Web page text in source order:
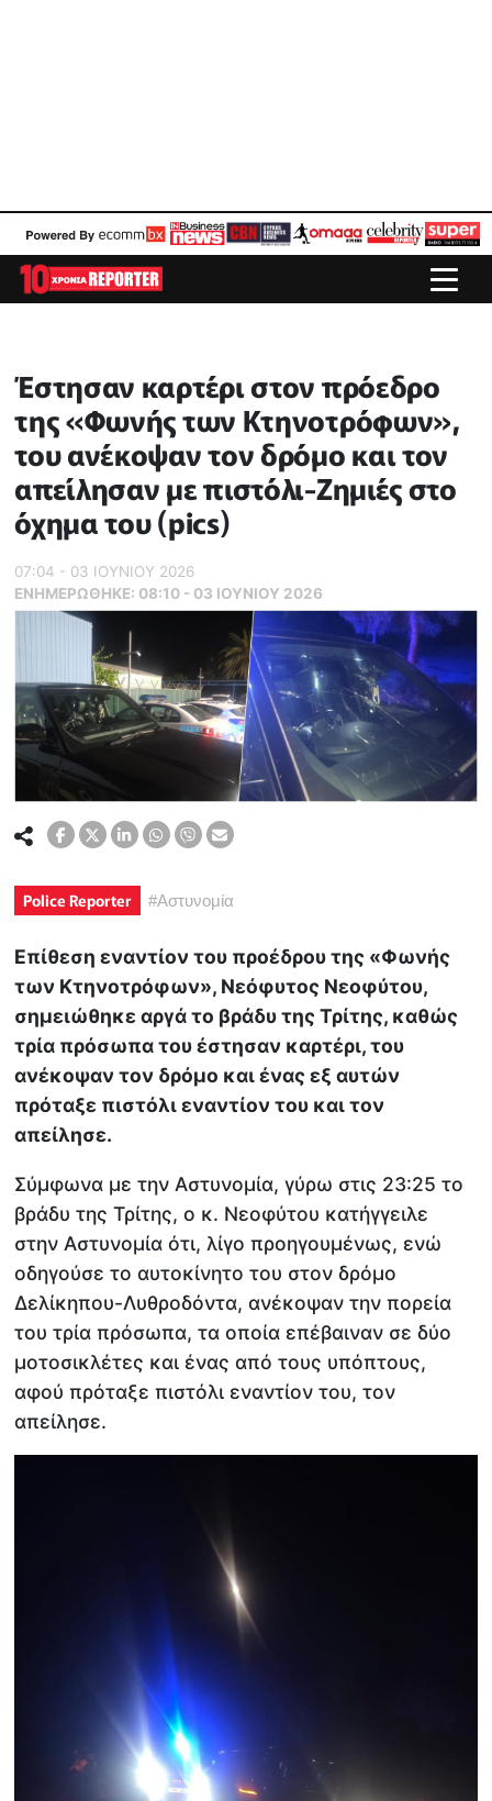
Έστησαν καρτέρι στον πρόεδρο
της «Φωνής των Κτηνοτρόφων»,
του ανέκοψαν τον δρόμο και τον
απείλησαν με πιστόλι-Ζημιές στο
όχημα του (pics)
07:04 - 03 ΙΟΥΝΙΟΥ 2026
ΕΝΗΜΕΡΏΘΗΚΕ: 08:10 - 03 ΙΟΥΝΙΟΥ 2026
Police Reporter #Αστυνομία
Επίθεση εναντίον του προέδρου της «Φωνής
των Κτηνοτρόφων», Νεόφυτος Νεοφύτου,
σημειώθηκε αργά το βράδυ της Τρίτης, καθώς
τρία πρόσωπα του έστησαν καρτέρι, του
ανέκοψαν τον δρόμο και ένας εξ αυτών
πρόταξε πιστόλι εναντίον του και τον
απείλησε.
Σύμφωνα με την Αστυνομία, γύρω στις 23:25 το
βράδυ της Τρίτης, ο κ. Νεοφύτου κατήγγειλε
στην Αστυνομία ότι, λίγο προηγουμένως, ενώ
οδηγούσε το αυτοκίνητο του στον δρόμο
Δελίκηπου-Λυθροδόντα, ανέκοψαν την πορεία
του τρία πρόσωπα, τα οποία επέβαιναν σε δύο
μοτοσικλέτες και ένας από τους υπόπτους,
αφού πρόταξε πιστόλι εναντίον του, τον
απείλησε.​